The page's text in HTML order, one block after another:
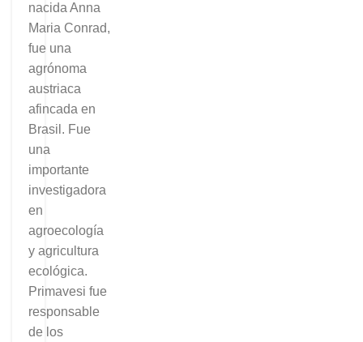
nacida Anna
Maria Conrad,
fue una
agrónoma
austriaca
afincada en
Brasil. Fue
una
importante
investigadora
en
agroecología
y agricultura
ecológica.
Primavesi fue
responsable
de los